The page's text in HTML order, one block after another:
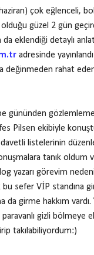
çok eğlenceli,
güzel 2 gün
eklendiği detaylı
adresinde
değinmeden rahat
gününden
Pilsen ekibiyle
davetli listelerinin
tanık oldum
yazarı görevim
sefer VİP standına
da girme hakkım vardı.
paravanlı gizli bölmeye
takılabiliyordum:)